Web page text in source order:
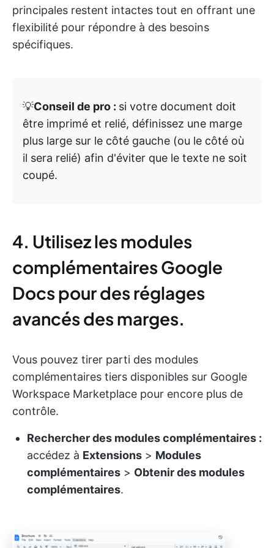
principales restent intactes tout en offrant une
flexibilité pour répondre à des besoins
spécifiques.
💡Conseil de pro : si votre document doit
être imprimé et relié, définissez une marge
plus large sur le côté gauche (ou le côté où
il sera relié) afin d'éviter que le texte ne soit
coupé.
4. Utilisez les modules
complémentaires Google
Docs pour des réglages
avancés des marges.
Vous pouvez tirer parti des modules
complémentaires tiers disponibles sur Google
Workspace Marketplace pour encore plus de
contrôle.
Rechercher des modules complémentaires :
accédez à Extensions > Modules
complémentaires > Obtenir des modules
complémentaires.